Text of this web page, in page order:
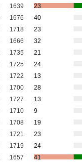
1639
23
1676
40
1718
23
1666
32
1735
21
1725
24
1722
13
1700
28
1727
13
1710
9
1708
19
1721
23
1719
24
1657
41